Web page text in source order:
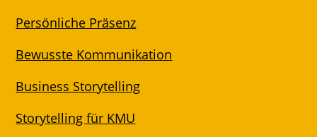
Persönliche Präsenz
Bewusste Kommunikation
Business Storytelling
Storytelling für KMU